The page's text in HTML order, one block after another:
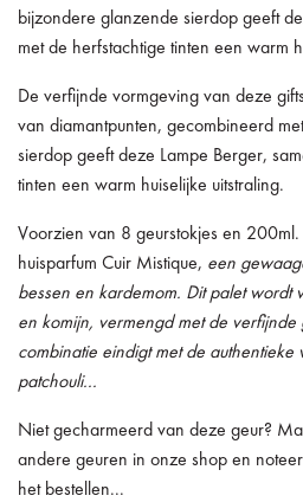
bijzondere glanzende sierdop geeft
met de herfstachtige tinten een warm
De verfijnde vormgeving van deze
van diamantpunten, gecombineerd
sierdop geeft deze Lampe Berger,
tinten een warm huiselijke uitstraling.
Voorzien van 8 geurstokjes en
huisparfum Cuir Mistique, een
bessen en kardemom. Dit palet wordt
en komijn, vermengd met de
combinatie eindigt met de
patchouli...
Niet gecharmeerd van deze geur?
andere geuren in onze shop en
het bestellen...